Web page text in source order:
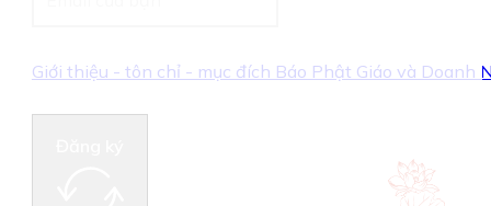
Giới thiệu - tôn chỉ - mục đích Báo Phật Giáo và Doanh